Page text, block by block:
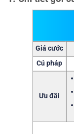
Giá cước
Cú pháp
Ưu đãi